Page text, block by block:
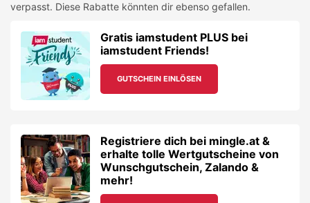
verpasst. Diese Rabatte könnten dir ebenso gefallen.
Gratis iamstudent PLUS bei
iamstudent Friends!
GUTSCHEIN EINLÖSEN
Registriere dich bei mingle.at &
erhalte tolle Wertgutscheine von
Wunschgutschein, Zalando &
mehr!